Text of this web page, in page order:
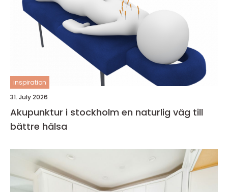
inspiration
31. July 2026
Akupunktur i stockholm en naturlig väg till
bättre hälsa